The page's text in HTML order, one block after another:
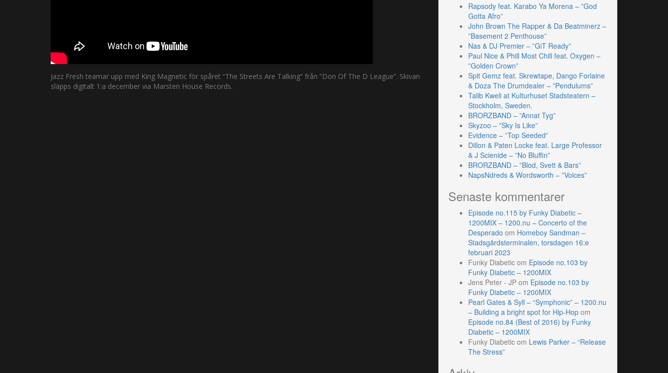
Jazz Fresh teamar upp med King Magnetic för spåret “The Streets Are Talking” från ”Don Of The D League”. Skivan
släpps digitalt 1:a december via Marsten House Records.
Rapsody feat. Karabo Ya Morena – ”God
Gotta Afro”
John Brown The Rapper & Da Beatminerz –
”Basement 2 Penthouse”
Nas & DJ Premier – ”GiT Ready”
Paul Nice & Phill Most Chill feat. Oxygen –
”Golden Crown”
Spit Gemz feat. Skrewtape, Dango Forlaine
& Doza The Drumdealer – ”Pendulums”
Talib Kweli at Kulturhuset Stadsteatern –
Stockholm, Sweden.
BRORZBAND – ”Annat Tyg”
Skyzoo – ”Sky Is Like”
Evidence – ”Top Seeded”
Dillon & Paten Locke feat. Large Professor
& J Scienide – ”No Bluffin”
BRORZBAND – ”Blod, Svett & Bars”
NapsNdreds & Wordsworth – ”Voices”
Senaste kommentarer
Episode no.115 by Funky Diabetic –
1200MIX – 1200.nu – Concerto of the
Desperado om Homeboy Sandman –
Stadsgårdsterminalen, torsdagen 16:e
februari 2023
Funky Diabetic om Episode no.103 by
Funky Diabetic – 1200MIX
Jens Peter - JP om Episode no.103 by
Funky Diabetic – 1200MIX
Pearl Gates & Syll – “Symphonic” – 1200.nu
– Building a bright spot for Hip-Hop om
Episode no.84 (Best of 2016) by Funky
Diabetic – 1200MIX
Funky Diabetic om Lewis Parker – “Release
The Stress”